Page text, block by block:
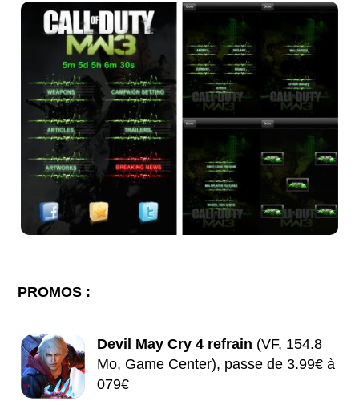
PROMOS :
Devil May Cry 4 refrain (VF, 154.8
Mo, Game Center), passe de 3.99€ à
079€